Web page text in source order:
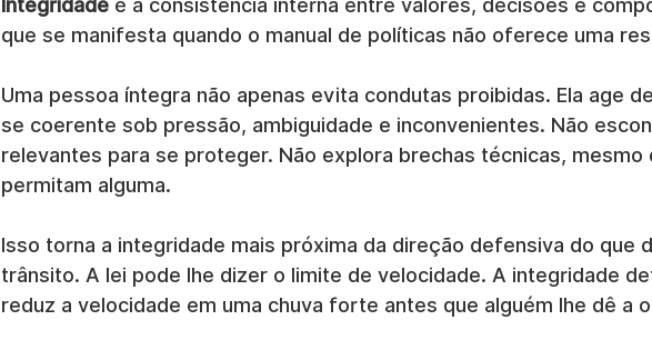
Integridade é a consistência interna entre valores, decisões e
que se manifesta quando o manual de políticas não oferece uma
Uma pessoa íntegra não apenas evita condutas proibidas. Ela age
se coerente sob pressão, ambiguidade e inconvenientes. Não
relevantes para se proteger. Não explora brechas técnicas, mesmo
permitam alguma.
Isso torna a integridade mais próxima da direção defensiva do que
trânsito. A lei pode lhe dizer o limite de velocidade. A integridade
reduz a velocidade em uma chuva forte antes que alguém lhe dê a